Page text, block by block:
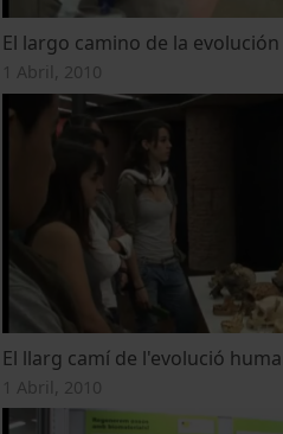
El largo camino de la
1 Abril, 2010
El llarg camí de l'evolució
1 Abril, 2010